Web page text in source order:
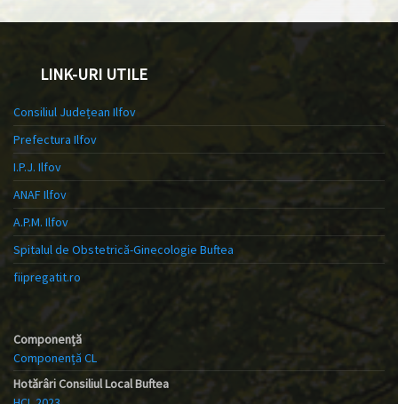
LINK-URI UTILE
Consiliul Județean Ilfov
Prefectura Ilfov
I.P.J. Ilfov
ANAF Ilfov
A.P.M. Ilfov
Spitalul de Obstetrică-Ginecologie Buftea
fiipregatit.ro
Componență
Componență CL
Hotărâri Consiliul Local Buftea